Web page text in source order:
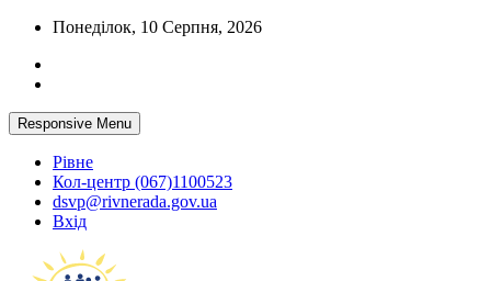
Skip
content
Понеділок, 10 Серпня, 2026
Responsive Menu
Рівне
Кол-центр (067)1100523
dsvp@rivnerada.gov.ua
Вхід